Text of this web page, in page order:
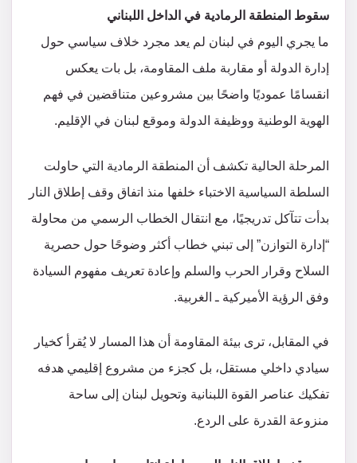
سقوط المنطقة الرمادية في الداخل اللبناني
ما يجري اليوم في لبنان لم يعد مجرد خلاف سياسي حول
إدارة الدولة أو مقاربة ملف المقاومة، بل بات يعكس
انقسامًا عموديًا واضحًا بين مشروعين متناقضين في فهم
الهوية الوطنية ووظيفة الدولة وموقع لبنان في الإقليم.
المرحلة الحالية تكشف أن المنطقة الرمادية التي حاولت
السلطة السياسية الاختباء خلفها منذ اتفاق وقف إطلاق النار
بدأت تتآكل تدريجيًا، مع انتقال الخطاب الرسمي من محاولة
“إدارة التوازن” إلى تبني خطاب أكثر وضوحًا حول حصرية
السلاح وقرار الحرب والسلم وإعادة تعريف مفهوم السيادة
وفق الرؤية الأميركية ـ الغربية.
في المقابل، ترى بيئة المقاومة أن هذا المسار لا يُقرأ كخيار
سيادي داخلي مستقل، بل كجزء من مشروع إقليمي هدفه
تفكيك عناصر القوة اللبنانية وتحويل لبنان إلى ساحة
منزوعة القدرة على الردع.